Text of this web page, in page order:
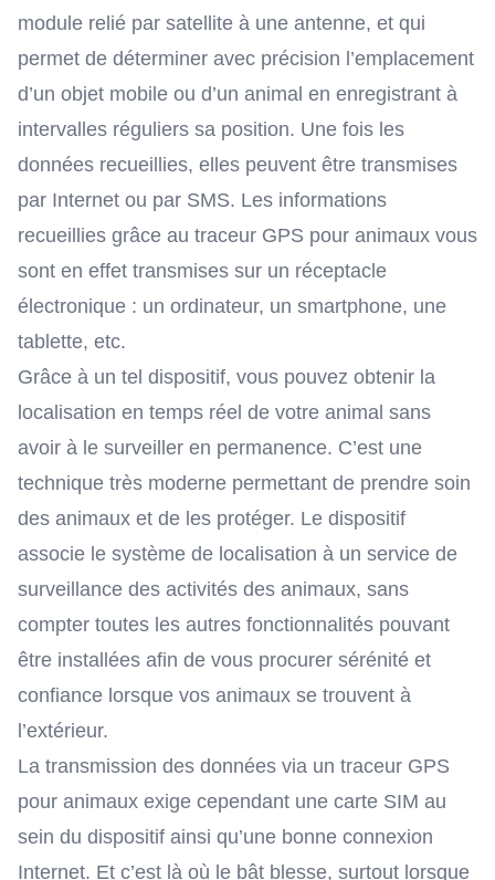
module relié par satellite à une antenne, et qui
permet de déterminer avec précision l’emplacement
d’un objet mobile ou d’un animal en enregistrant à
intervalles réguliers sa position. Une fois les
données recueillies, elles peuvent être transmises
par Internet ou par SMS. Les informations
recueillies grâce au traceur GPS pour animaux vous
sont en effet transmises sur un réceptacle
électronique : un ordinateur, un smartphone, une
tablette, etc.
Grâce à un tel dispositif, vous pouvez obtenir la
localisation en temps réel de votre animal sans
avoir à le surveiller en permanence. C’est une
technique très moderne permettant de prendre soin
des animaux et de les protéger. Le dispositif
associe le système de localisation à un service de
surveillance des activités des animaux, sans
compter toutes les autres fonctionnalités pouvant
être installées afin de vous procurer sérénité et
confiance lorsque vos animaux se trouvent à
l’extérieur.
La transmission des données via un traceur GPS
pour animaux exige cependant une carte SIM au
sein du dispositif ainsi qu’une bonne connexion
Internet. Et c’est là où le bât blesse, surtout lorsque